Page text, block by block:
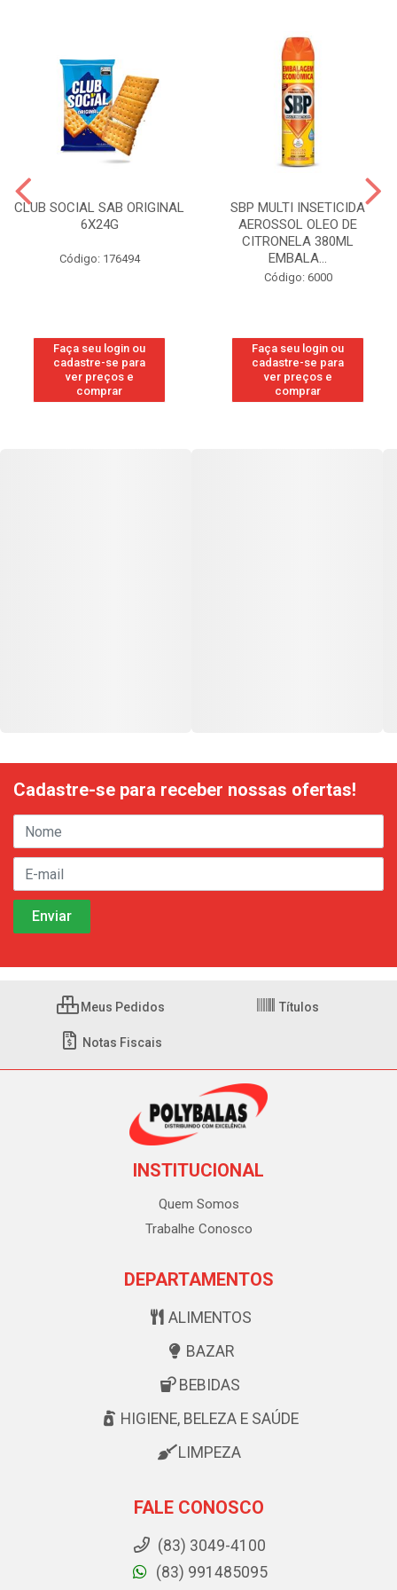
CLUB SOCIAL SAB ORIGINAL
6X24G
Código: 176494
Faça seu login ou
cadastre-se para
ver preços e
comprar
SBP MULTI INSETICIDA
AEROSSOL OLEO DE
CITRONELA 380ML
EMBALA...
Código: 6000
Faça seu login ou
cadastre-se para
ver preços e
comprar
Cadastre-se para receber nossas ofertas!
Meus Pedidos Títulos
Notas Fiscais
INSTITUCIONAL
Quem Somos
Trabalhe Conosco
DEPARTAMENTOS
ALIMENTOS
BAZAR
BEBIDAS
HIGIENE, BELEZA E SAÚDE
LIMPEZA
FALE CONOSCO
(83) 3049-4100
(83) 991485095